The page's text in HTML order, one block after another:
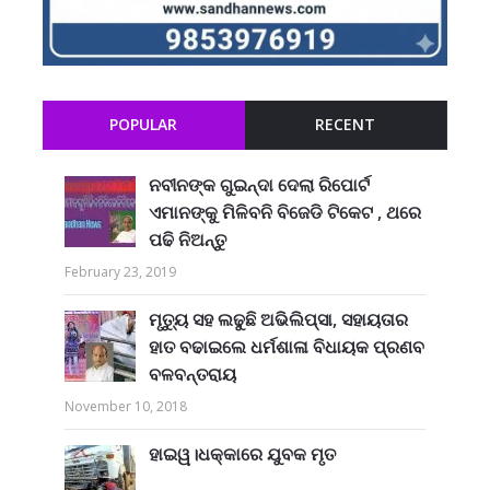
POPULAR RECENT
ନବୀନଙ୍କ ଗୁଇନ୍ଦା ଦେଲା ରିପୋର୍ଟ
ଏମାନଙ୍କୁ ମିଳିବନି ବିଜେଡି ଟିକେଟ , ଥରେ
ପଢି ନିଅନ୍ତୁ
February 23, 2019
ମୃତ୍ୟୁ ସହ ଲଢୁଛି ଅଭିଲିପ୍ସା, ସହାୟତାର
ହାତ ବଢାଇଲେ ଧର୍ମଶାଳା ବିଧାୟକ ପ୍ରଣବ
ବଳବନ୍ତରାୟ
November 10, 2018
ହାଇୱ।ଧକ୍କାରେ ଯୁବକ ମୃତ